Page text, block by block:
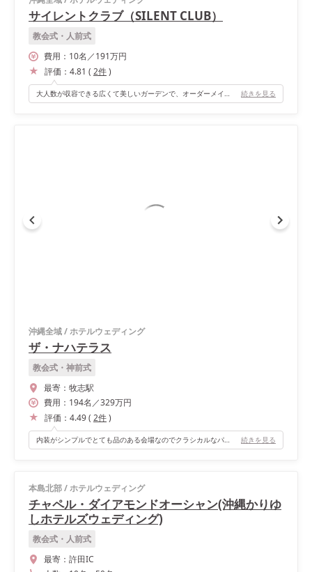
サイレントクラブ（SILENT CLUB）
教会式・人前式
費用： 10名 ／191万円
評価： 4.81 ( 2件)
大人数が収容できる広くて美しいガーデンで、オーダーメイドのセレモニーとパーティーが出来ます。 会場入り口からパーティースペースまでは高低差があり緩やかな階段を降りて向かうのですが、その先に繋がる美しい海が広がる景色は、ここならでは！とても美しく、これから始まる非日常的な時間に向けてワクワク・ドキドキを高めてくれます！ サンセットタイムからのナイトウェディングが出来るのも魅力のひとつ。ライトアップされた中で行う夜のウェディング、とっても素敵です！ゲストのテンションも夜に向け上がっていきます♪ 続きを見る
沖縄全域/ホテルウェディング
ザ・ナハテラス
教会式・神前式
最寄： 牧志駅
費用： 194名 ／329万円
評価： 4.49( 2件)
内装がシンプルでとても品のある会場なのでクラシカルなパーティをされたい方にはオススメです！ 続きを見る
本島北部/ホテルウェディング
チャペル・ダイアモンドオーシャン(沖縄かりゆ
しホテルズウェディング)
教会式・人前式
最寄： 許田IC